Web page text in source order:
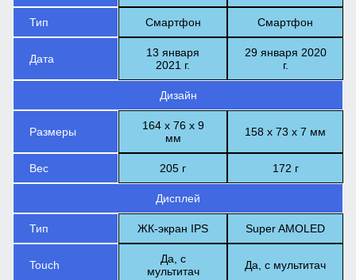
Тип Смартфон Смартфон
Дата
13 января
2021 г.
29 января 2020
г.
Дизайн
Размеры
164 х 76 х ​​9
мм
158 х 73 х 7 мм
Вес 205 г 172 г
Дисплей
Тип ЖК-экран IPS Super AMOLED
Touch
Да, с
мультитач
Да, с мультитач